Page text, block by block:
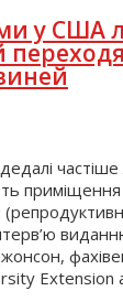
у США
частіше
Extension